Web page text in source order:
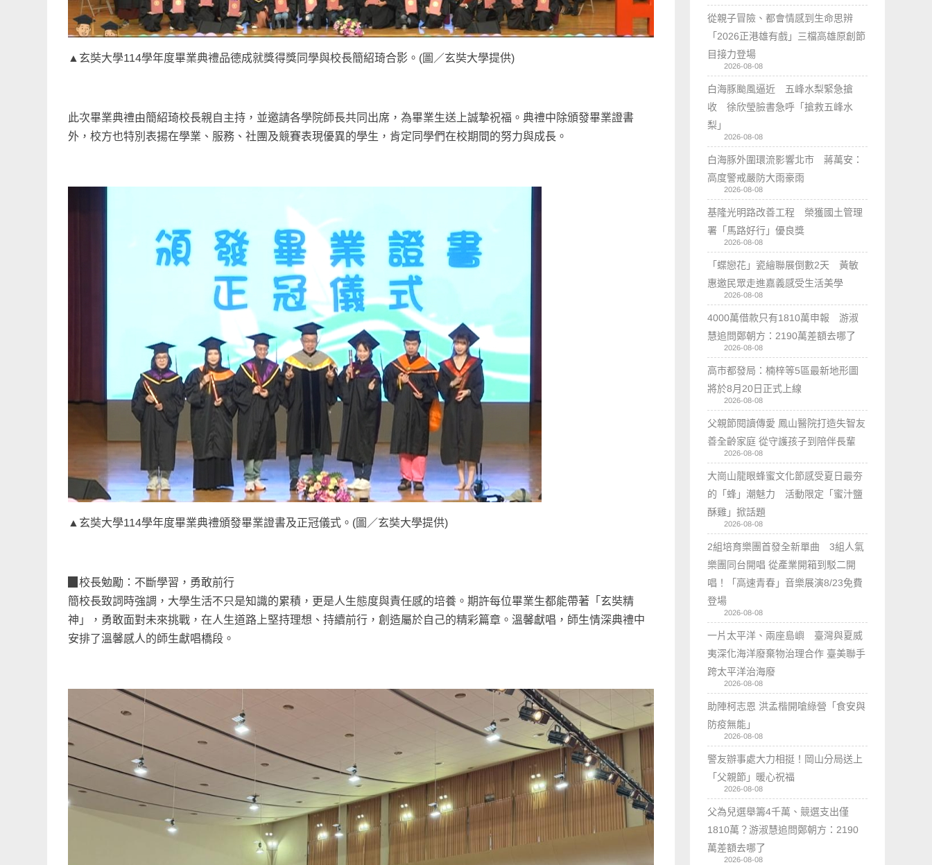
▲玄奘大學114學年度畢業典禮品德成就獎得獎同學與校長簡紹琦合影。(圖／玄奘大學提供)
此次畢業典禮由簡紹琦校長親自主持，並邀請各學院師長共同出席，為畢業生送上誠摯祝福。典禮中除頒發畢業證書
外，校方也特別表揚在學業、服務、社團及競賽表現優異的學生，肯定同學們在校期間的努力與成長。
▲玄奘大學114學年度畢業典禮頒發畢業證書及正冠儀式。(圖／玄奘大學提供)
▉校長勉勵：不斷學習，勇敢前行
簡校長致詞時強調，大學生活不只是知識的累積，更是人生態度與責任感的培養。期許每位畢業生都能帶著「玄奘精
神」，勇敢面對未來挑戰，在人生道路上堅持理想、持續前行，創造屬於自己的精彩篇章。溫馨獻唱，師生情深典禮中
安排了溫馨感人的師生獻唱橋段。
從親子冒險、都會情感到生命思辨
「2026正港雄有戲」三檔高雄原創節
目接力登場
2026-08-08
白海豚颱風逼近 五峰水梨緊急搶
收 徐欣瑩臉書急呼「搶救五峰水
梨」
2026-08-08
白海豚外圍環流影響北市 蔣萬安：
高度警戒嚴防大雨豪雨
2026-08-08
基隆光明路改善工程 榮獲國土管理
署「馬路好行」優良獎
2026-08-08
「蝶戀花」瓷繪聯展倒數2天 黃敏
惠邀民眾走進嘉義感受生活美學
2026-08-08
4000萬借款只有1810萬申報 游淑
慧追問鄭朝方：2190萬差額去哪了
2026-08-08
高市都發局：楠梓等5區最新地形圖
將於8月20日正式上線
2026-08-08
父親節閱讀傳愛 鳳山醫院打造失智友
善全齡家庭 從守護孩子到陪伴長輩
2026-08-08
大崗山龍眼蜂蜜文化節感受夏日最夯
的「蜂」潮魅力 活動限定「蜜汁鹽
酥雞」掀話題
2026-08-08
2組培育樂團首發全新單曲 3組人氣
樂團同台開唱 從產業開箱到駁二開
唱！「高速青春」音樂展演8/23免費
登場
2026-08-08
一片太平洋、兩座島嶼 臺灣與夏威
夷深化海洋廢棄物治理合作 臺美聯手
跨太平洋治海廢
2026-08-08
助陣柯志恩 洪孟楷開嗆綠營「食安與
防疫無能」
2026-08-08
警友辦事處大力相挺！岡山分局送上
「父親節」暖心祝福
2026-08-08
父為兒選舉籌4千萬、競選支出僅
1810萬？游淑慧追問鄭朝方：2190
萬差額去哪了
2026-08-08